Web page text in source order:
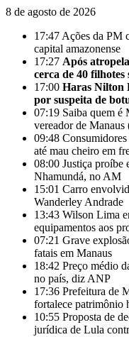
8 de agosto de 2026
17:47 Ações da PM
capital amazonense
17:27 Após
cerca de 40 filhotes
17:00 Haras Nilton
por suspeita de
07:19 Saiba quem é
vereador de Manaus
09:48
até mau cheiro em
08:00 Justiça proíbe
Nhamundá, no AM
15:01 Carro
Wanderley Andrade
13:43 Wilson Lima
equipamentos aos
07:21 Grave
fatais em Manaus
18:42 Preço médio
no país, diz ANP
17:36 Prefeitura de
fortalece patrimônio
10:55 Proposta de
jurídica de Lula